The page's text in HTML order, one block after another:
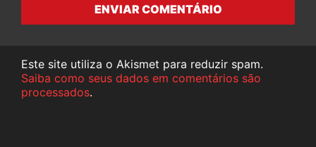
ENVIAR COMENTÁRIO
Este site utiliza o Akismet para reduzir spam.
Saiba como seus dados em comentários são
processados.